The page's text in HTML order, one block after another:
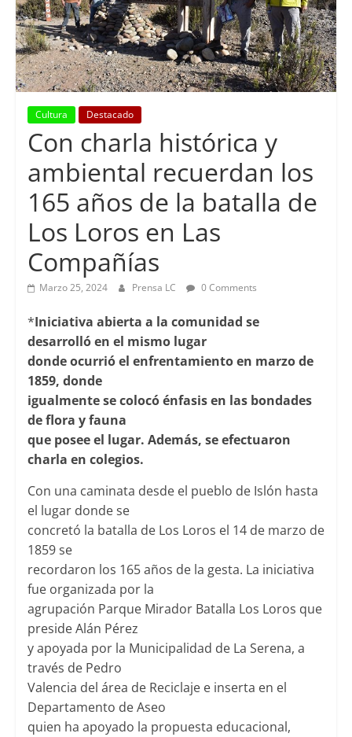
Cultura Destacado
Con charla histórica y
ambiental recuerdan los
165 años de la batalla de
Los Loros en Las
Compañías
Marzo 25, 2024 Prensa LC 0 Comments
*Iniciativa abierta a la comunidad se
desarrolló en el mismo lugar
donde ocurrió el enfrentamiento en marzo de
1859, donde
igualmente se colocó énfasis en las bondades
de flora y fauna
que posee el lugar. Además, se efectuaron
charla en colegios.
Con una caminata desde el pueblo de Islón hasta
el lugar donde se
concretó la batalla de Los Loros el 14 de marzo de
1859 se
recordaron los 165 años de la gesta. La iniciativa
fue organizada por la
agrupación Parque Mirador Batalla Los Loros que
preside Alán Pérez
y apoyada por la Municipalidad de La Serena, a
través de Pedro
Valencia del área de Reciclaje e inserta en el
Departamento de Aseo
quien ha apoyado la propuesta educacional,